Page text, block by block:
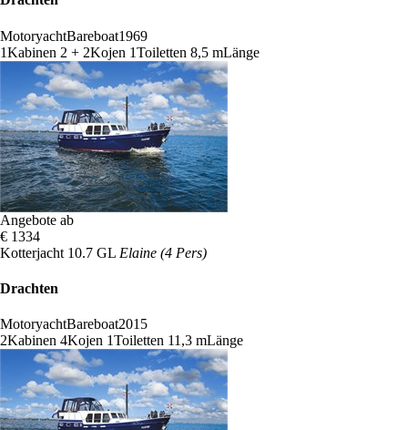
MotoryachtBareboat1969
1Kabinen 2 + 2Kojen 1Toiletten 8,5 mLänge
Angebote ab
€ 1334
Kotterjacht 10.7 GL Elaine (4 Pers)
Drachten
MotoryachtBareboat2015
2Kabinen 4Kojen 1Toiletten 11,3 mLänge